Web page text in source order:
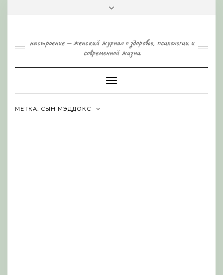
настроение — женский журнал о здоровье, психологии и
современной жизни
Toggle
Navigation
МЕТКА: СЫН МЭДДОКС